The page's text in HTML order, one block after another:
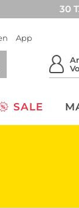
30
App
SALE